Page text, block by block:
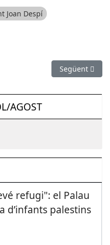
Joan Despí
TERCERA DIVISIÓ): El
Article
Següent
AGOST